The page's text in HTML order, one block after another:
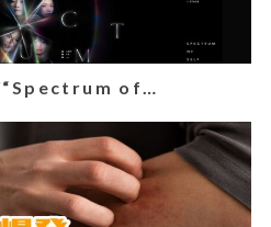
“Spectrum of…